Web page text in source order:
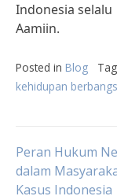
Indonesia
Aamiin.
Posted in Blog
kehidupan
Post
Peran Hukum
dalam
Kasus Indonesia